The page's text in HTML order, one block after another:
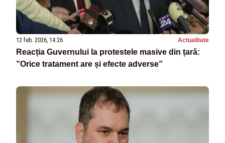
12 feb. 2026, 14:26 Actualitate
Reacția Guvernului la protestele masive din țară:
”Orice tratament are și efecte adverse”